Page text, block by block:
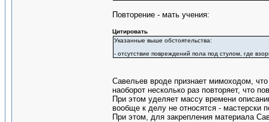
Повторение - мать учения:
Цитировать
Указанные выше обстоятельства:
- отсутствие повреждений пола под стулом, где
Савельев вроде признает мимоходом,
наоборот несколько раз повторяет, что
При этом уделяет массу времени
вообще к делу не относятся - мастерски
При этом, для закрепления материала